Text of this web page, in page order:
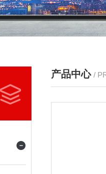
产品中心 /